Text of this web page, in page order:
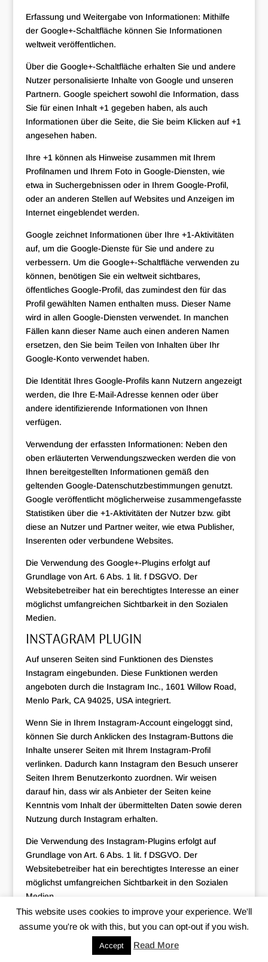
Erfassung und Weitergabe von Informationen: Mithilfe
der Google+-Schaltfläche können Sie Informationen
weltweit veröffentlichen.
Über die Google+-Schaltfläche erhalten Sie und andere
Nutzer personalisierte Inhalte von Google und unseren
Partnern. Google speichert sowohl die Information, dass
Sie für einen Inhalt +1 gegeben haben, als auch
Informationen über die Seite, die Sie beim Klicken auf +1
angesehen haben.
Ihre +1 können als Hinweise zusammen mit Ihrem
Profilnamen und Ihrem Foto in Google-Diensten, wie
etwa in Suchergebnissen oder in Ihrem Google-Profil,
oder an anderen Stellen auf Websites und Anzeigen im
Internet eingeblendet werden.
Google zeichnet Informationen über Ihre +1-Aktivitäten
auf, um die Google-Dienste für Sie und andere zu
verbessern. Um die Google+-Schaltfläche verwenden zu
können, benötigen Sie ein weltweit sichtbares,
öffentliches Google-Profil, das zumindest den für das
Profil gewählten Namen enthalten muss. Dieser Name
wird in allen Google-Diensten verwendet. In manchen
Fällen kann dieser Name auch einen anderen Namen
ersetzen, den Sie beim Teilen von Inhalten über Ihr
Google-Konto verwendet haben.
Die Identität Ihres Google-Profils kann Nutzern angezeigt
werden, die Ihre E-Mail-Adresse kennen oder über
andere identifizierende Informationen von Ihnen
verfügen.
Verwendung der erfassten Informationen: Neben den
oben erläuterten Verwendungszwecken werden die von
Ihnen bereitgestellten Informationen gemäß den
geltenden Google-Datenschutzbestimmungen genutzt.
Google veröffentlicht möglicherweise zusammengefasste
Statistiken über die +1-Aktivitäten der Nutzer bzw. gibt
diese an Nutzer und Partner weiter, wie etwa Publisher,
Inserenten oder verbundene Websites.
Die Verwendung des Google+-Plugins erfolgt auf
Grundlage von Art. 6 Abs. 1 lit. f DSGVO. Der
Websitebetreiber hat ein berechtigtes Interesse an einer
möglichst umfangreichen Sichtbarkeit in den Sozialen
Medien.
INSTAGRAM PLUGIN
Auf unseren Seiten sind Funktionen des Dienstes
Instagram eingebunden. Diese Funktionen werden
angeboten durch die Instagram Inc., 1601 Willow Road,
Menlo Park, CA 94025, USA integriert.
Wenn Sie in Ihrem Instagram-Account eingeloggt sind,
können Sie durch Anklicken des Instagram-Buttons die
Inhalte unserer Seiten mit Ihrem Instagram-Profil
verlinken. Dadurch kann Instagram den Besuch unserer
Seiten Ihrem Benutzerkonto zuordnen. Wir weisen
darauf hin, dass wir als Anbieter der Seiten keine
Kenntnis vom Inhalt der übermittelten Daten sowie deren
Nutzung durch Instagram erhalten.
Die Verwendung des Instagram-Plugins erfolgt auf
Grundlage von Art. 6 Abs. 1 lit. f DSGVO. Der
Websitebetreiber hat ein berechtigtes Interesse an einer
möglichst umfangreichen Sichtbarkeit in den Sozialen
Medien.
Weitere Informationen hierzu finden Sie in der
Datenschutzerklärung von Instagram:
https://instagram.com/about/legal/privacy/
This website uses cookies to improve your experience. We'll
assume you're ok with this, but you can opt-out if you wish.
Accept Read More